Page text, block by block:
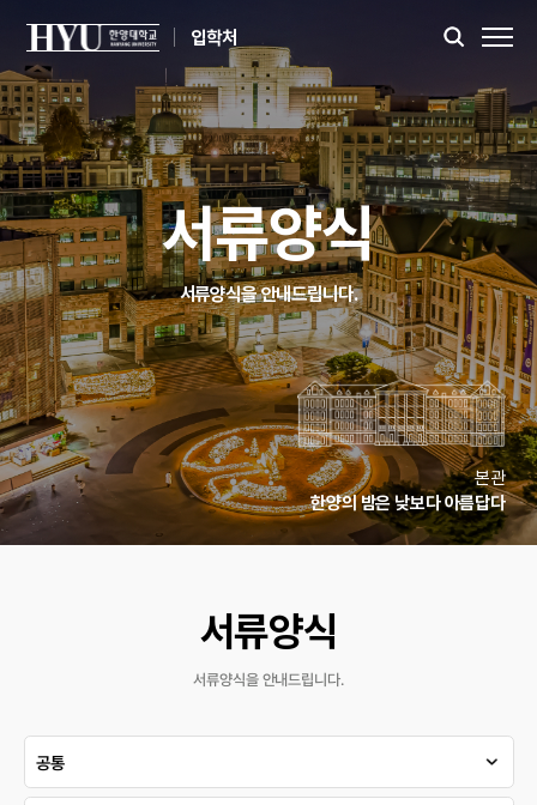
입학처
서류양식
서류양식을 안내드립니다.
본관
한양의 밤은 낮보다 아름답다
서류양식
서류양식을 안내드립니다.
공통